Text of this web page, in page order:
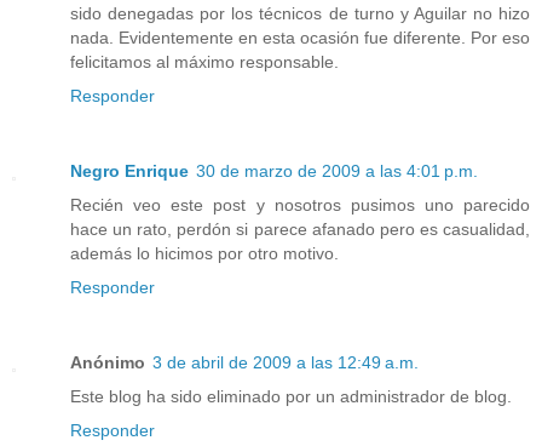
sido denegadas por los técnicos de turno y Aguilar no hizo
nada. Evidentemente en esta ocasión fue diferente. Por eso
felicitamos al máximo responsable.
Responder
Negro Enrique 30 de marzo de 2009 a las 4:01 p.m.
Recién veo este post y nosotros pusimos uno parecido
hace un rato, perdón si parece afanado pero es casualidad,
además lo hicimos por otro motivo.
Responder
Anónimo 3 de abril de 2009 a las 12:49 a.m.
Este blog ha sido eliminado por un administrador de blog.
Responder